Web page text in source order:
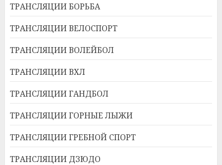
ТРАНСЛЯЦИИ БОРЬБА
ТРАНСЛЯЦИИ ВЕЛОСПОРТ
ТРАНСЛЯЦИИ ВОЛЕЙБОЛ
ТРАНСЛЯЦИИ ВХЛ
ТРАНСЛЯЦИИ ГАНДБОЛ
ТРАНСЛЯЦИИ ГОРНЫЕ ЛЫЖИ
ТРАНСЛЯЦИИ ГРЕБНОЙ СПОРТ
ТРАНСЛЯЦИИ ДЗЮДО